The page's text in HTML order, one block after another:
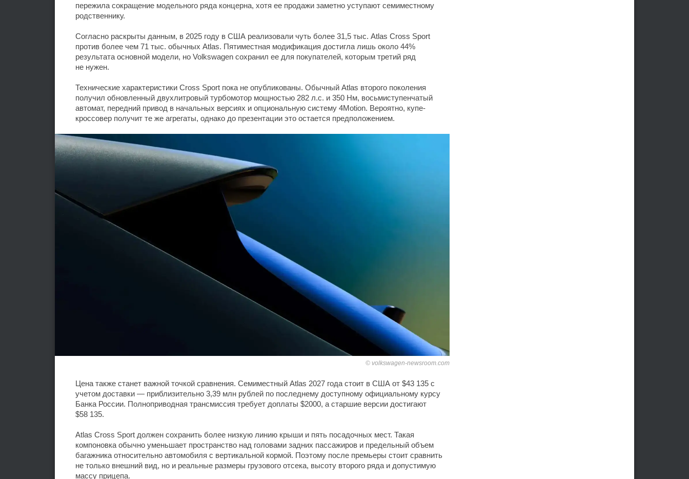
пережила сокращение модельного ряда концерна, хотя ее продажи заметно уступают семиместному
родственнику.
Согласно раскрыты данным, в 2025 году в США реализовали чуть более 31,5 тыс. Atlas Cross Sport
против более чем 71 тыс. обычных Atlas. Пятиместная модификация достигла лишь около 44%
результата основной модели, но Volkswagen сохранил ее для покупателей, которым третий ряд
не нужен.
Технические характеристики Cross Sport пока не опубликованы. Обычный Atlas второго поколения
получил обновленный двухлитровый турбомотор мощностью 282 л.с. и 350 Нм, восьмиступенчатый
автомат, передний привод в начальных версиях и опциональную систему 4Motion. Вероятно, купе-
кроссовер получит те же агрегаты, однако до презентации это остается предположением.
volkswagen-newsroom.com
Цена также станет важной точкой сравнения. Семиместный Atlas 2027 года стоит в США от $43 135 с
учетом доставки — приблизительно 3,39 млн рублей по последнему доступному официальному курсу
Банка России. Полноприводная трансмиссия требует доплаты $2000, а старшие версии достигают
$58 135.
Atlas Cross Sport должен сохранить более низкую линию крыши и пять посадочных мест. Такая
компоновка обычно уменьшает пространство над головами задних пассажиров и предельный объем
багажника относительно автомобиля с вертикальной кормой. Поэтому после премьеры стоит сравнить
не только внешний вид, но и реальные размеры грузового отсека, высоту второго ряда и допустимую
массу прицепа.